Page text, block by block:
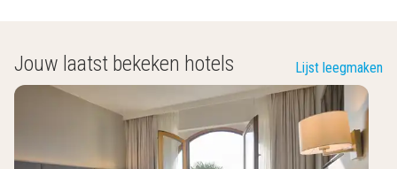
Jouw laatst bekeken hotels Lijst leegmaken